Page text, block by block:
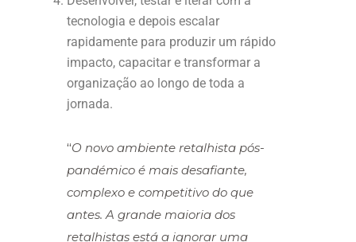
tecnologia e depois escalar
rapidamente para produzir um rápido
impacto, capacitar e transformar a
organização ao longo de toda a
jornada.
“O novo ambiente retalhista pós-
pandémico é mais desafiante,
complexo e competitivo do que
antes. A grande maioria dos
retalhistas está a ignorar uma